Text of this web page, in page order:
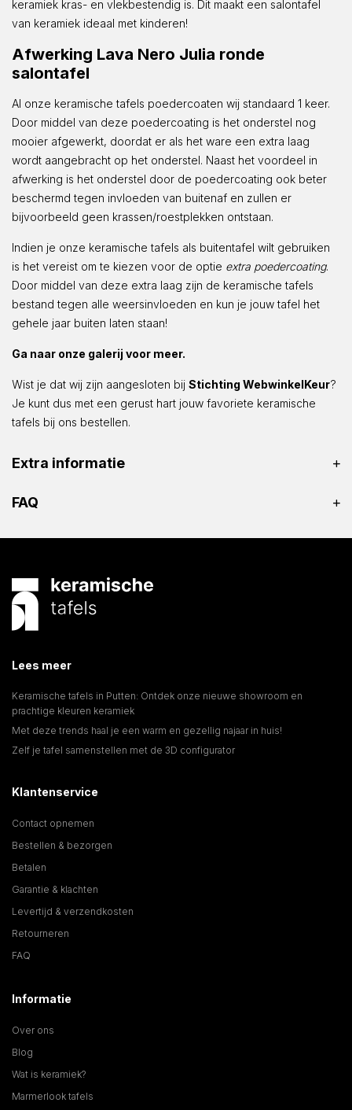
keramiek kras- en vlekbestendig is. Dit maakt een salontafel
van keramiek ideaal met kinderen!
Afwerking Lava Nero Julia ronde
salontafel
Al onze keramische tafels poedercoaten wij standaard 1 keer.
Door middel van deze poedercoating is het onderstel nog
mooier afgewerkt, doordat er als het ware een extra laag
wordt aangebracht op het onderstel. Naast het voordeel in
afwerking is het onderstel door de poedercoating ook beter
beschermd tegen invloeden van buitenaf en zullen er
bijvoorbeeld geen krassen/roestplekken ontstaan.
Indien je onze keramische tafels als buitentafel wilt gebruiken
is het vereist om te kiezen voor de optie extra poedercoating.
Door middel van deze extra laag zijn de keramische tafels
bestand tegen alle weersinvloeden en kun je jouw tafel het
gehele jaar buiten laten staan!
Ga naar onze galerij voor meer.
Wist je dat wij zijn aangesloten bij Stichting WebwinkelKeur?
Je kunt dus met een gerust hart jouw favoriete keramische
tafels bij ons bestellen.
Extra informatie
FAQ
Lees meer
Keramische tafels in Putten: Ontdek onze nieuwe showroom en
prachtige kleuren keramiek
Met deze trends haal je een warm en gezellig najaar in huis!
Zelf je tafel samenstellen met de 3D configurator
Klantenservice
Contact opnemen
Bestellen & bezorgen
Betalen
Garantie & klachten
Levertijd & verzendkosten
Retourneren
FAQ
Informatie
Over ons
Blog
Wat is keramiek?
Marmerlook tafels